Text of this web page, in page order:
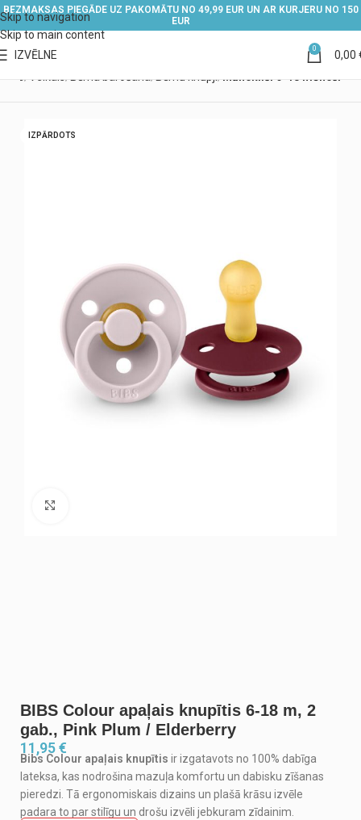
Skip to navigation
Skip to main content
BEZMAKSAS PIEGĀDE UZ PAKOMĀTU NO 49,99 EUR UN AR KURJERU NO 150
EUR
IZVĒLNE 0 0,00
IZPĀRDOTS
BIBS Colour apaļais knupītis 6-18 m, 2
gab., Pink Plum / Elderberry
11,95€
Bibs Colour apaļais knupītis ir izgatavots no 100% dabīga
lateksa, kas nodrošina mazuļa komfortu un dabisku zīšanas
pieredzi. Tā ergonomiskais dizains un plašā krāsu izvēle
padara to par stilīgu un drošu izvēli jebkuram zīdainim.